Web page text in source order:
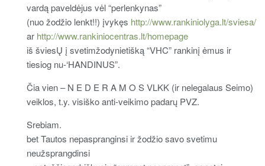
vardą paveldėjus vėl “perlenkynas”
(nuo žodžio lenkt!!) įvykęs http://www.rankiniolyga.lt/sviesa/
ar http://www.rankiniocentras.lt/homepage
iš šviesŲ į svetimžodynietišką “VHC” rankinį ėmus ir
tiesiog nu-‘HANDINUS”.
Čia vien – N E D E R A M O S VLKK (ir nelegalaus Seimo)
veiklos, t.y. visiško anti-veikimo padarų PVZ.
Srebiam.
bet Tautos nepaspranginsi ir žodžio savo svetimu
neužsprangdinsi